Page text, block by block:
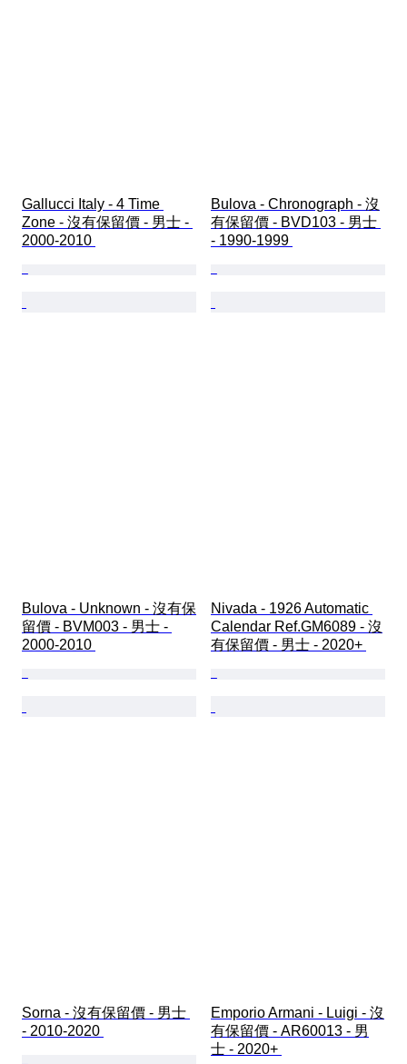
Gallucci Italy - 4 Time
Zone - 沒有保留價 - 男士 -
2000-2010
Bulova - Chronograph - 沒
有保留價 - BVD103 - 男士
- 1990-1999
Bulova - Unknown - 沒有保
留價 - BVM003 - 男士 -
2000-2010
Nivada - 1926 Automatic
Calendar Ref.GM6089 - 沒
有保留價 - 男士 - 2020+
Sorna - 沒有保留價 - 男士
- 2010-2020
Emporio Armani - Luigi - 沒
有保留價 - AR60013 - 男
士 - 2020+